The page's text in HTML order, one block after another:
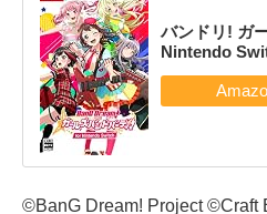
バンドリ! ガ
Nintendo
©BanG Dream! Project ©Craft